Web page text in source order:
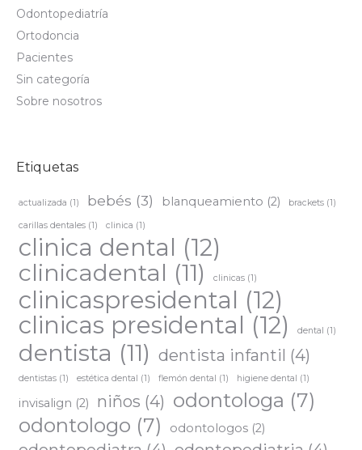
Odontopediatría
Ortodoncia
Pacientes
Sin categoría
Sobre nosotros
Etiquetas
actualizada (1) bebés (3) blanqueamiento (2) brackets (1)
carillas dentales (1) clinica (1)
clinica dental (12)
clinicadental (11) clinicas (1)
clinicaspresidental (12)
clinicas presidental (12) dental (1)
dentista (11) dentista infantil (4)
dentistas (1) estética dental (1) flemón dental (1) higiene dental (1)
invisalign (2) niños (4) odontologa (7)
odontologo (7) odontologos (2)